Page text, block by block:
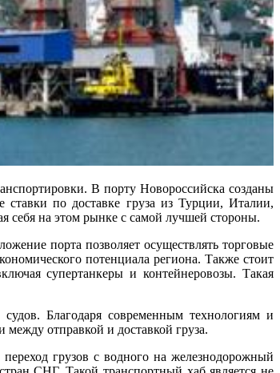
В порту Новороссийска созданы
ставки по доставке груза из Турции, Италии,
себя на этом рынке с самой лучшей стороны.
порта позволяет осуществлять торговые
потенциала региона. Также стоит
супертанкеры и контейнеровозы. Такая
Благодаря современным технологиям и
между отправкой и доставкой груза.
грузов с водного на железнодорожный